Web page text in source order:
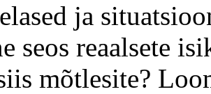
ja
seos reaalsete
mõtlesite?